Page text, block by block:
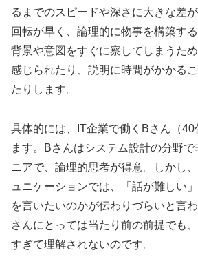
るまでのスピードや深さに大きな差
回転が早く、論理的に物事を構築す
背景や意図をすぐに察してしまうた
感じられたり、説明に時間がかかる
たりします。
具体的には、IT企業で働くBさん（40
ます。Bさんはシステム設計の分野
ニアで、論理的思考が得意。しかし
ュニケーションでは、「話が難しい
を言いたいのかが伝わりづらいと言
さんにとっては当たり前の前提でも
すぎて理解されないのです。